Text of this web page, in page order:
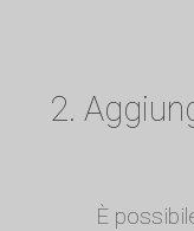
2.
È